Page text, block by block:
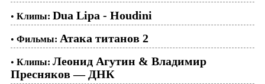
• Клипы: Dua Lipa - Houdini
• Фильмы: Атака титанов 2
• Клипы: Леонид Агутин & Владимир
Пресняков — ДНК